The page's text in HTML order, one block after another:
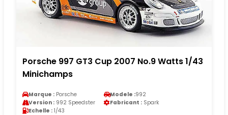
Porsche 997 GT3 Cup 2007 No.9 Watts 1/43
Minichamps
Marque : Porsche Modele :992
Version : 992 Speedster Fabricant : Spark
Echelle : 1/43